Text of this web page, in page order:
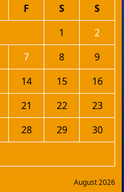
August 2026
F S
S
1
2
7 8
9
14 15
16
21 22
23
28 29
30